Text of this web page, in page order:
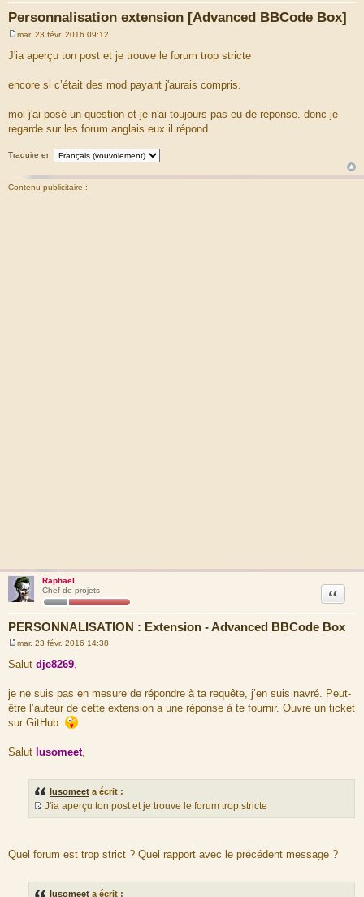
Personnalisation extension [Advanced BBCode Box]
s
g
mar. 23 févr. 2016 09:12
J'ia aperçu ton post et je trouve le forum trop stricte
encore si c’était des mod payant j'aurais compris.
moi j'ai posé un question et je n'ai toujours pas eu de réponse. donc je
regarde sur les forum anglais eux il répond
Traduire en
Contenu publicitaire :
Raphaël
Chef de projets
PERSONNALISATION : Extension - Advanced BBCode Box
Citation
e
s
g
e
mar. 23 févr. 2016 14:38
Salut dje8269
je ne suis pas en mesure de répondre à ta requête, j’en suis navré. Peut-
être l’auteur de cette extension a une réponse à te fournir. Ouvre un ticket
sur GitHub.
Salut lusomeet
lusomeet a écrit :
S
r
e
J'ia aperçu ton post et je trouve le forum trop stricte
Quel forum est trop strict ? Quel rapport avec le précédent message ?
lusomeet a écrit :